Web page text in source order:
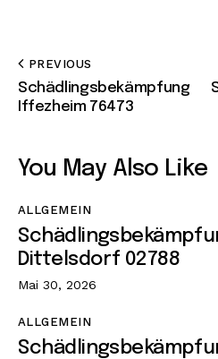
PREVIOUS
Schädlingsbekämpfung
Iffezheim 76473
You May Also Like
ALLGEMEIN
Dittelsdorf 02788
Mai 30, 2026
ALLGEMEIN